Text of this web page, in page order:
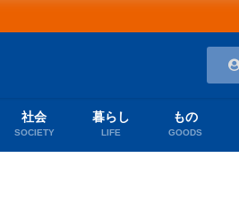
社会
SOCIETY
暮らし
LIFE
もの
GOODS